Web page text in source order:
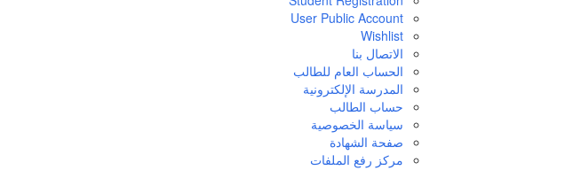
User Public Account
Wishlist
الاتصال بنا
الحساب العام للطالب
المدرسة الإلكترونية
حساب الطالب
سياسة الخصوصية
صفحة الشهادة
مركز رفع الملفات